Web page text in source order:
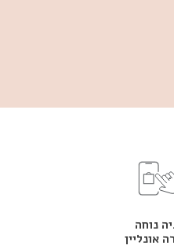
נוחה
אונליין